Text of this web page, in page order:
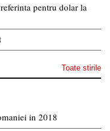
pentru dolar la
Toate stirile
in 2018